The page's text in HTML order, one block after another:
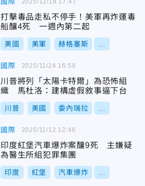
打擊毒品走私不停手！美軍再炸運毒
船釀4死 一週內第二起
美國 美軍 赫格塞斯
國際
川普將列「太陽卡特爾」為恐怖組
織 馬杜洛：建構虛假敘事逼下台
川普 美國 委內瑞拉
2025/11/24 16:59
國際
印度紅堡汽車爆炸案釀9死 主嫌疑
為醫生所組犯罪集團
印度 紅堡 汽車爆炸
2025/11/12 12:46